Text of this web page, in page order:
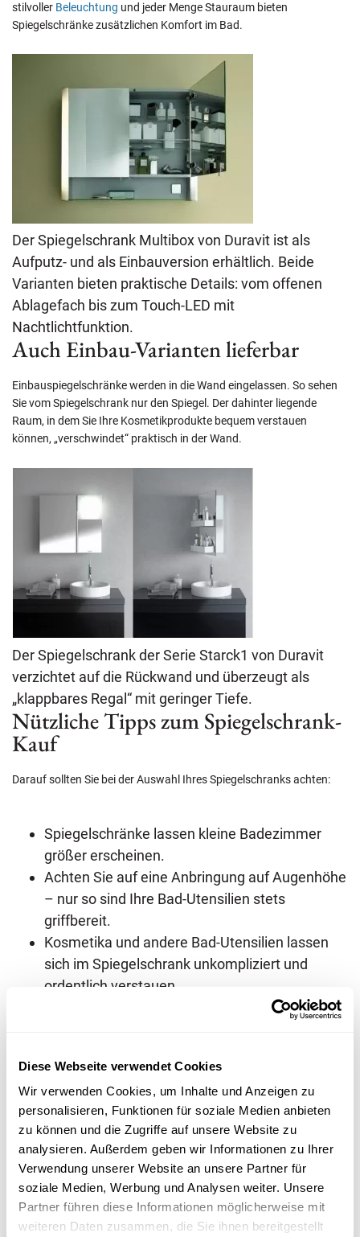
Diese Webseite verwendet Cookies
Wir verwenden Cookies, um Inhalte und Anzeigen zu
personalisieren, Funktionen für soziale Medien anbieten
zu können und die Zugriffe auf unsere Website zu
analysieren. Außerdem geben wir Informationen zu Ihrer
Verwendung unserer Website an unsere Partner für
soziale Medien, Werbung und Analysen weiter. Unsere
Partner führen diese Informationen möglicherweise mit
weiteren Daten zusammen, die Sie ihnen bereitgestellt
stilvoller Beleuchtung und jeder Menge Stauraum bieten
Spiegelschränke zusätzlichen Komfort im Bad.
Der Spiegelschrank Multibox von Duravit ist als
Aufputz- und als Einbauversion erhältlich. Beide
Varianten bieten praktische Details: vom offenen
Ablagefach bis zum Touch-LED mit
Nachtlichtfunktion.
Auch Einbau-Varianten lieferbar
Einbauspiegelschränke werden in die Wand eingelassen. So sehen
Sie vom Spiegelschrank nur den Spiegel. Der dahinter liegende
Raum, in dem Sie Ihre Kosmetikprodukte bequem verstauen
können, „verschwindet“ praktisch in der Wand.
Der Spiegelschrank der Serie Starck1 von Duravit
verzichtet auf die Rückwand und überzeugt als
„klappbares Regal“ mit geringer Tiefe.
Nützliche Tipps zum Spiegelschrank-
Kauf
Darauf sollten Sie bei der Auswahl Ihres Spiegelschranks achten:
Spiegelschränke lassen kleine Badezimmer
größer erscheinen.
Achten Sie auf eine Anbringung auf Augenhöhe
– nur so sind Ihre Bad-Utensilien stets
griffbereit.
Kosmetika und andere Bad-Utensilien lassen
sich im Spiegelschrank unkompliziert und
ordentlich verstauen.
Steckdosen am Spiegelschrank machen
Steckdosen im Spiegelschrank lassen
elektrische Zahnbürste oder Rasierapparat
auch beim Laden „verschwinden“.
Spiegelschränke mit variabler Beleuchtung
sorgen für stimmungsvolles Licht im Bad und
für ausreichende Helligkeit beim Schminken
und bei der Rasur.